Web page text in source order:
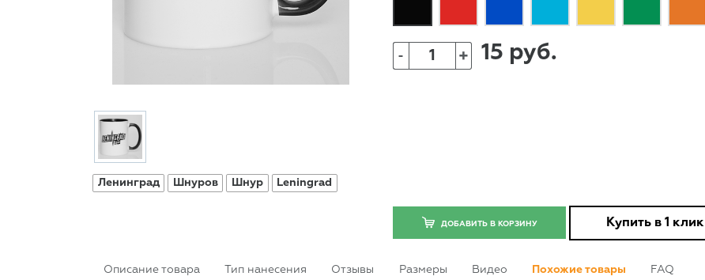
Ленинград Шнуров Шнур Leningrad
- + 15 руб.
ДОБАВИТЬ В КОРЗИНУ Купить в 1 клик
Описание товара Тип нанесения Отзывы Размеры Видео Похожие товары FAQ